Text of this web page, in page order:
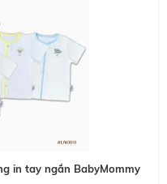
in tay ngắn BabyMommy